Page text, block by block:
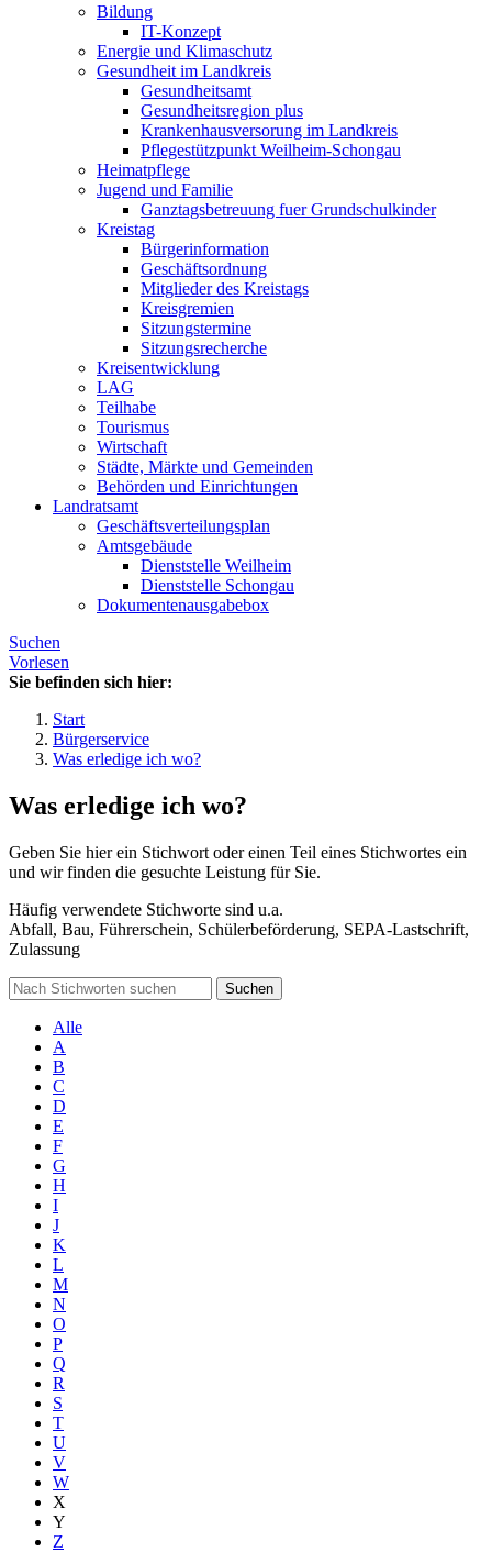
Bildung
IT-Konzept
Energie und Klimaschutz
Gesundheit im Landkreis
Gesundheitsamt
Gesundheitsregion plus
Krankenhausversorung im Landkreis
Pflegestützpunkt Weilheim-Schongau
Heimatpflege
Jugend und Familie
Ganztagsbetreuung fuer Grundschulkinder
Kreistag
Bürgerinformation
Geschäftsordnung
Mitglieder des Kreistags
Kreisgremien
Sitzungstermine
Sitzungsrecherche
Kreisentwicklung
LAG
Teilhabe
Tourismus
Wirtschaft
Städte, Märkte und Gemeinden
Behörden und Einrichtungen
Landratsamt
Geschäftsverteilungsplan
Amtsgebäude
Dienststelle Weilheim
Dienststelle Schongau
Dokumentenausgabebox
Suchen
Vorlesen
Sie befinden sich hier:
Start
Bürgerservice
Was erledige ich wo?
Was erledige ich wo?
Geben Sie hier ein Stichwort oder einen Teil eines Stichwortes ein
und wir finden die gesuchte Leistung für Sie.
Häufig verwendete Stichworte sind u.a.
Abfall, Bau, Führerschein, Schülerbeförderung, SEPA-Lastschrift,
Zulassung
Suchen
Alle
A
B
C
D
E
F
G
H
I
J
K
L
M
N
O
P
Q
R
S
T
U
V
W
X
Y
Z